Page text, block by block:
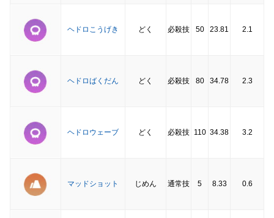
ヘドロこうげき どく 必殺技 50 23.81 2.1
ヘドロばくだん どく 必殺技 80 34.78 2.3
ヘドロウェーブ どく 必殺技 110 34.38 3.2
マッドショット じめん 通常技 5 8.33 0.6